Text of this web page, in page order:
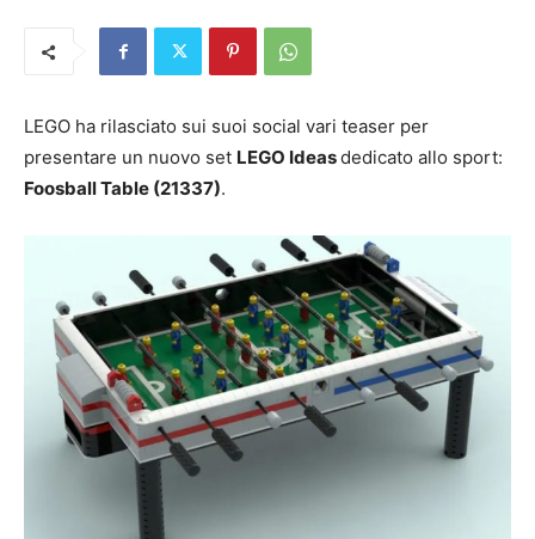
LEGO ha rilasciato sui suoi social vari teaser per
presentare un nuovo set LEGO Ideasdedicato allo sport:
Foosball Table (21337).